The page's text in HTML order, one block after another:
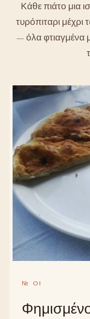
Κάθε πιάτο μια
τυρόπιταρι
— όλα φτιαγμένα
№ 01